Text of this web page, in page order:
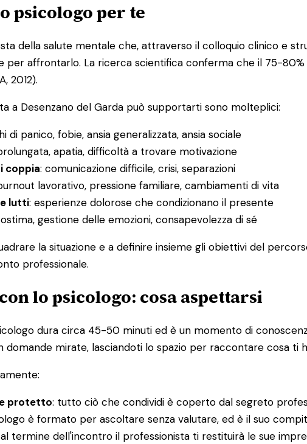
psicologo per te
della salute mentale che, attraverso il colloquio clinico e
per affrontarlo. La ricerca scientifica conferma che il 75-
2012).
a Desenzano del Garda può supportarti sono molteplici:
di panico, fobie, ansia generalizzata, ansia sociale
apatia, difficoltà a trovare motivazione
coppia: comunicazione difficile, crisi, separazioni
lavorativo, pressione familiare, cambiamenti di vita
lutti: esperienze dolorose che condizionano il presente
gestione delle emozioni, consapevolezza di sé
la situazione e a definire insieme gli obiettivi del
professionale.
lo psicologo: cosa aspettarsi
dura circa 45-50 minuti ed è un momento di
domande mirate, lasciandoti lo spazio per raccontare cosa ti
protetto: tutto ciò che condividi è coperto dal segreto
è formato per ascoltare senza valutare, ed è il suo
termine dell'incontro il professionista ti restituirà le sue